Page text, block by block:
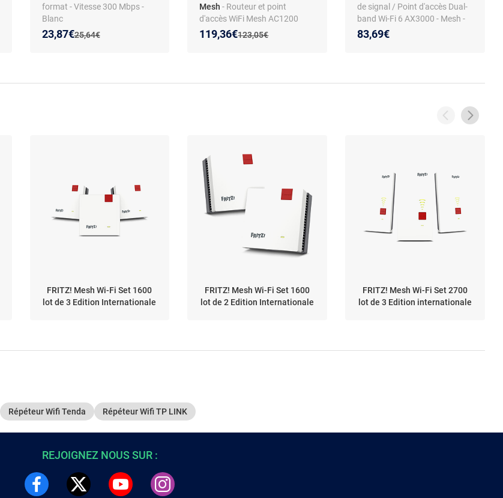
format - Vitesse 300 Mbps -
Blanc
Ancien prix :
25,64€
Nouveau prix :
23,87€
Réduction de :
Mesh- Routeur et point
d'accès WiFi Mesh AC1200
Dual-Band 2,4 GHz / 5 GHz -
Fast Ethernet 10/100 Mbps
Ancien prix :
123,05€
Nouveau prix :
119,36€
Réduction de :
de signal / Point d'accès Dual-
band Wi-Fi 6 AX3000 - Mesh -
MU-MIMO avec 1 port Gigabit
83,69€
FRITZ! Mesh Wi-Fi Set 1600
lot de 3 Edition Internationale
FRITZ! Mesh Wi-Fi Set 1600
lot de 2 Edition Internationale
FRITZ! Mesh Wi-Fi Set 2700
lot de 3 Edition internationale
Répéteur Wifi Tenda Répéteur Wifi TP LINK
REJOIGNEZ NOUS SUR :